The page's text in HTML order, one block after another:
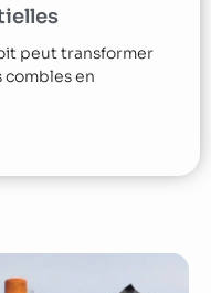
peut transformer
combles en